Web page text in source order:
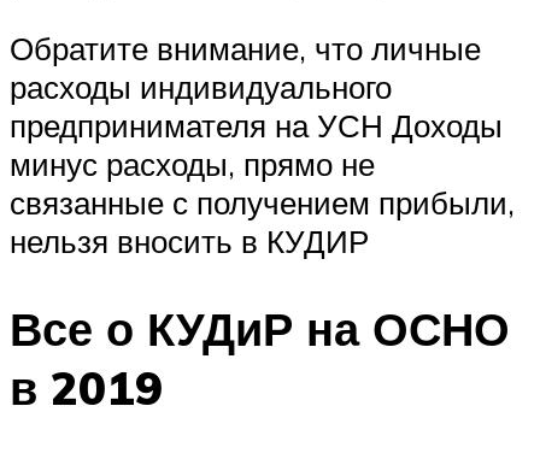
Обратите внимание, что личные
расходы индивидуального
предпринимателя на УСН Доходы
минус расходы, прямо не
связанные с получением прибыли,
нельзя вносить в КУДИР
Все о КУДиР на ОСНО
в 2019